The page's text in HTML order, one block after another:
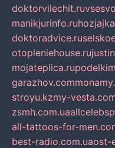
doktorvilechit.ru
manikjurinfo.ru
doktoradvice.ru
otopleniehouse.ru
mojateplica.ru
garazhov.com
stroyu.kzmy-
zsmh.com.ua
all-tattoos-for-
best-radio.com.uaost-